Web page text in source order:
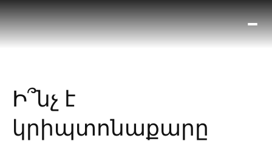
Ի՞նչ է
կրիպտոնաքարը